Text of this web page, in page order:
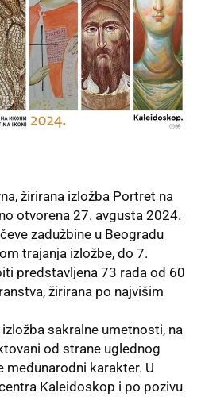
žirirana izložba Portret na
otvorena 27. avgusta 2024.
zadužbine u Beogradu
trajanja izložbe, do 7.
predstavljena 73 rada od 60
žirirana po najvišim
izložba sakralne umetnosti, na
od strane uglednog
karakter. U
Kaleidoskop i po pozivu